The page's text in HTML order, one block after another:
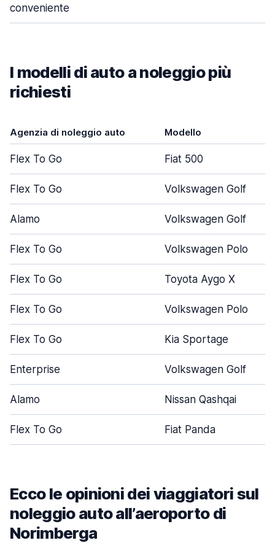
conveniente
I modelli di auto a noleggio più
richiesti
Agenzia di noleggio auto Modello
Flex To Go Fiat 500
Flex To Go Volkswagen Golf
Alamo Volkswagen Golf
Flex To Go Volkswagen Polo
Flex To Go Toyota Aygo X
Flex To Go Volkswagen Polo
Flex To Go Kia Sportage
Enterprise Volkswagen Golf
Alamo Nissan Qashqai
Flex To Go Fiat Panda
Ecco le opinioni dei viaggiatori sul
noleggio auto all’aeroporto di
Norimberga